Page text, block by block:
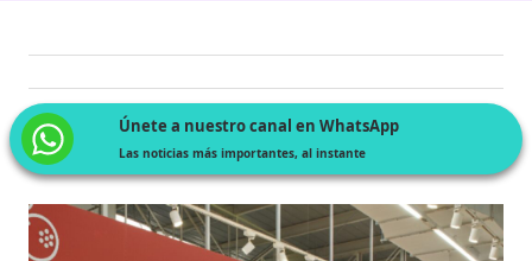
Únete a nuestro canal en WhatsApp
Las noticias más importantes, al instante